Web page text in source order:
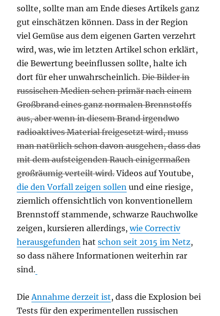
sollte, sollte man am Ende dieses Artikels ganz
gut einschätzen können. Dass in der Region
viel Gemüse aus dem eigenen Garten verzehrt
wird, was, wie im letzten Artikel schon erklärt,
die Bewertung beeinflussen sollte, halte ich
dort für eher unwahrscheinlich.Die Bilder in
russischen Medien sehen primär nach einem
Großbrand eines ganz normalen Brennstoffs
aus, aber wenn in diesem Brand irgendwo
radioaktives Material freigesetzt wird, muss
man natürlich schon davon ausgehen, dass das
mit dem aufsteigenden Rauch einigermaßen
großräumig verteilt wird.Videos auf Youtube,
die den Vorfall zeigen sollen und eine riesige,
ziemlich offensichtlich von konventionellem
Brennstoff stammende, schwarze Rauchwolke
zeigen, kursieren allerdings,wie Correctiv
herausgefunden hatschon seit 2015 im Netz,
so dass nähere Informationen weiterhin rar
sind.
Die Annahme derzeit ist, dass die Explosion bei
Tests für den experimentellen russischen